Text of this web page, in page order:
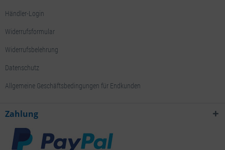
Händler-Login
Widerrufsformular
Widerrufsbelehrung
Datenschutz
Allgemeine Geschäftsbedingungen für Endkunden
Zahlung